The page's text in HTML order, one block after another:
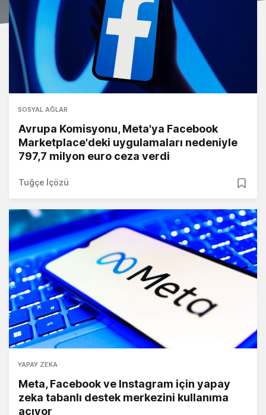
SOSYAL AĞLAR
Avrupa Komisyonu, Meta'ya Facebook
Marketplace'deki uygulamaları nedeniyle
797,7 milyon euro ceza verdi
Tuğçe İçözü
YAPAY ZEKA
Meta, Facebook ve Instagram için yapay
zeka tabanlı destek merkezini kullanıma
açıyor